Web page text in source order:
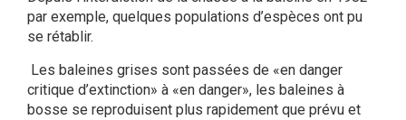
par exemple, quelques populations d’espèces ont pu
se rétablir.
Les baleines grises sont passées de «en danger
critique d’extinction» à «en danger», les baleines à
bosse se reproduisent plus rapidement que prévu et